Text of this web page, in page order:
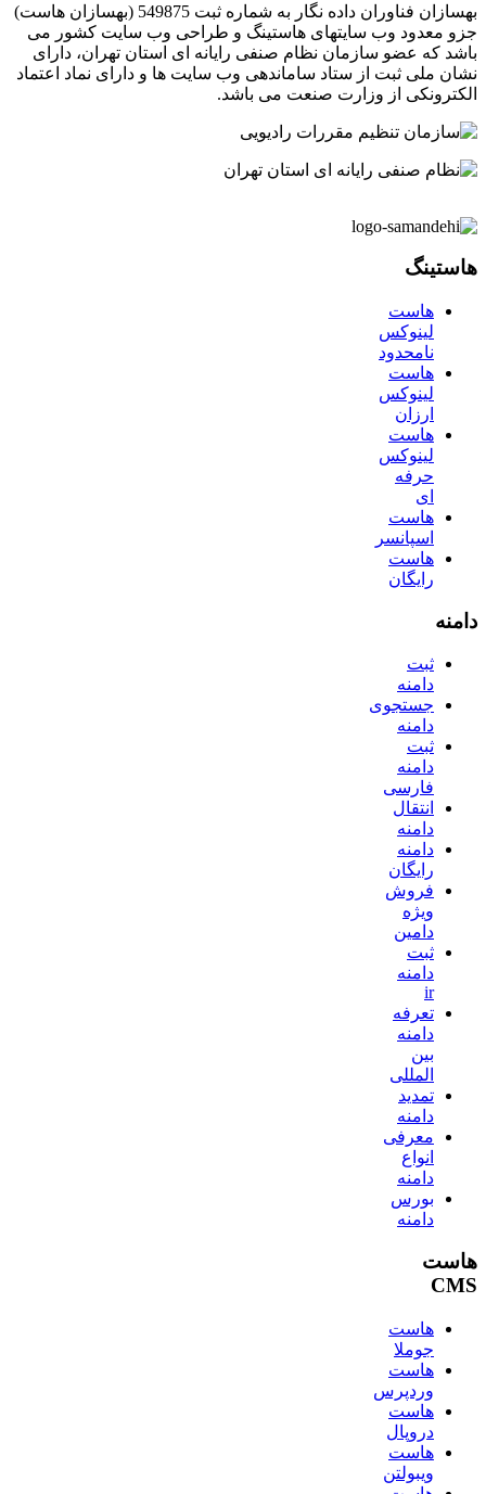
بهسازان فناوران داده نگار به شماره ثبت 549875 (بهسازان هاست)
جزو معدود وب سایتهای هاستینگ و طراحی وب سایت کشور می
باشد که عضو سازمان نظام صنفی رایانه ای استان تهران، دارای
نشان ملی ثبت از ستاد ساماندهی وب سایت ها و دارای نماد اعتماد
الکترونکی از وزارت صنعت می باشد.
هاستینگ
هاست
لینوکس
نامحدود
هاست
لینوکس
ارزان
هاست
لینوکس
حرفه
ای
هاست
اسپانسر
هاست
رایگان
دامنه
ثبت
دامنه
جستجوی
دامنه
ثبت
دامنه
فارسی
انتقال
دامنه
دامنه
رایگان
فروش
ویژه
دامین
ثبت
دامنه
ir
تعرفه
دامنه
بین
المللی
تمدید
دامنه
معرفی
انواع
دامنه
بورس
دامنه
هاست
CMS
هاست
جوملا
هاست
وردپرس
هاست
دروپال
هاست
ویبولتن